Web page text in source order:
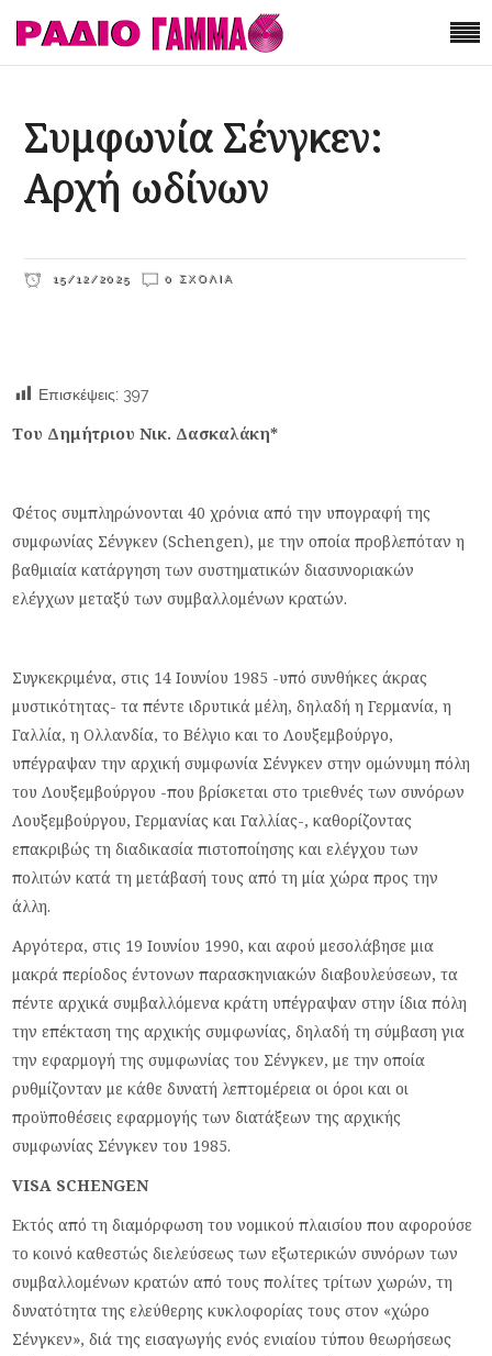
Συμφωνία Σένγκεν:
Αρχή ωδίνων
15/12/2025 0 ΣΧΌΛΙΑ
Επισκέψεις: 397
Του Δημήτριου Νικ. Δασκαλάκη*
Φέτος συμπληρώνονται 40 χρόνια από την υπογραφή της
συμφωνίας Σένγκεν (Schengen), με την οποία προβλεπόταν η
βαθμιαία κατάργηση των συστηματικών διασυνοριακών
ελέγχων μεταξύ των συμβαλλομένων κρατών.
Συγκεκριμένα, στις 14 Ιουνίου 1985 -υπό συνθήκες άκρας
μυστικότητας- τα πέντε ιδρυτικά μέλη, δηλαδή η Γερμανία, η
Γαλλία, η Ολλανδία, το Βέλγιο και το Λουξεμβούργο,
υπέγραψαν την αρχική συμφωνία Σένγκεν στην ομώνυμη πόλη
του Λουξεμβούργου -που βρίσκεται στο τριεθνές των συνόρων
Λουξεμβούργου, Γερμανίας και Γαλλίας-, καθορίζοντας
επακριβώς τη διαδικασία πιστοποίησης και ελέγχου των
πολιτών κατά τη μετάβασή τους από τη μία χώρα προς την
άλλη.
Αργότερα, στις 19 Ιουνίου 1990, και αφού μεσολάβησε μια
μακρά περίοδος έντονων παρασκηνιακών διαβουλεύσεων, τα
πέντε αρχικά συμβαλλόμενα κράτη υπέγραψαν στην ίδια πόλη
την επέκταση της αρχικής συμφωνίας, δηλαδή τη σύμβαση για
την εφαρμογή της συμφωνίας του Σένγκεν, με την οποία
ρυθμίζονταν με κάθε δυνατή λεπτομέρεια οι όροι και οι
προϋποθέσεις εφαρμογής των διατάξεων της αρχικής
συμφωνίας Σένγκεν του 1985.
VISA SCHENGEN
Εκτός από τη διαμόρφωση του νομικού πλαισίου που αφορούσε
το κοινό καθεστώς διελεύσεως των εξωτερικών συνόρων των
συμβαλλομένων κρατών από τους πολίτες τρίτων χωρών, τη
δυνατότητα της ελεύθερης κυκλοφορίας τους στον «χώρο
Σένγκεν», διά της εισαγωγής ενός ενιαίου τύπου θεωρήσεως